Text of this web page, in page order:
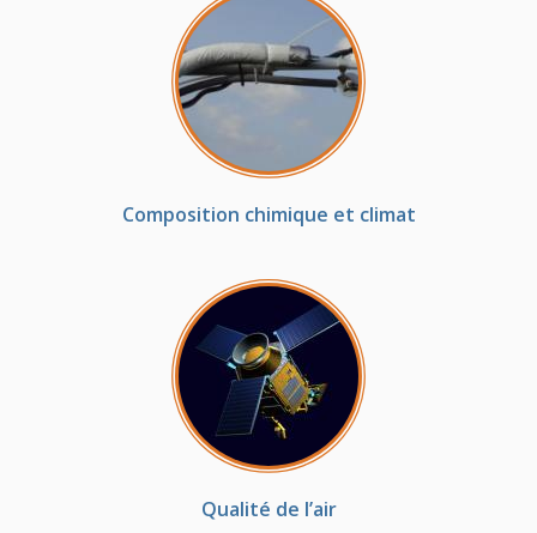
Composition chimique et climat
Qualité de l’air